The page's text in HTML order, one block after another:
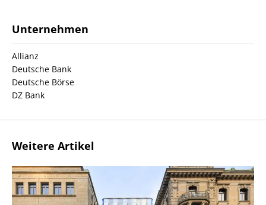
Unternehmen
Allianz
Deutsche Bank
Deutsche Börse
DZ Bank
Weitere Artikel